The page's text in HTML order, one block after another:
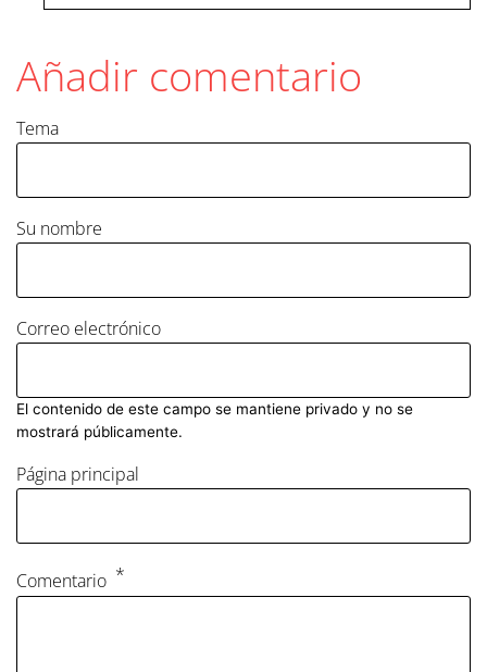
Añadir comentario
Tema
Su nombre
Correo electrónico
El contenido de este campo se mantiene privado y no se
mostrará públicamente.
Página principal
Comentario